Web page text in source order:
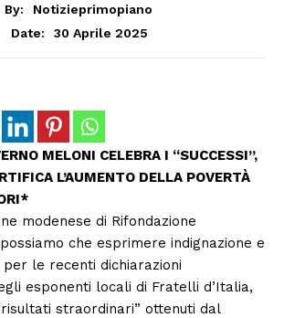
By:
Notizieprimopiano
Date:
30 Aprile 2025
MELONI CELEBRA I “SUCCESSI”,
L’AUMENTO DELLA POVERTÀ
modenese di Rifondazione
che esprimere indignazione e
le recenti dichiarazioni
esponenti locali di Fratelli d’Italia,
straordinari” ottenuti dal